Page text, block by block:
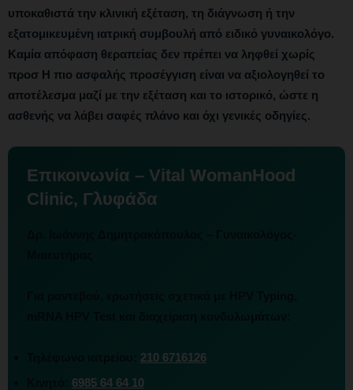
υποκαθιστά την κλινική εξέταση, τη διάγνωση ή την
εξατομικευμένη ιατρική συμβουλή από ειδικό γυναικολόγο.
Καμία απόφαση θεραπείας δεν πρέπει να ληφθεί χωρίς
προσ Η πιο ασφαλής προσέγγιση είναι να αξιολογηθεί το
αποτέλεσμα μαζί με την εξέταση και το ιστορικό, ώστε η
ασθενής να λάβει σαφές πλάνο και όχι γενικές οδηγίες.
Επικοινωνία – Vital WomanHood
Clinic, Γλυφάδα
210 6716126
6985 64 64 10